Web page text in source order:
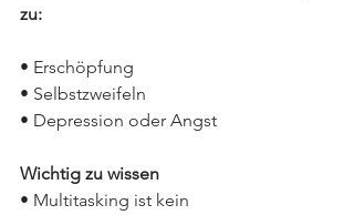
zu:
• Erschöpfung
• Selbstzweifeln
• Depression oder Angst
Wichtig zu wissen
• Multitasking ist kein